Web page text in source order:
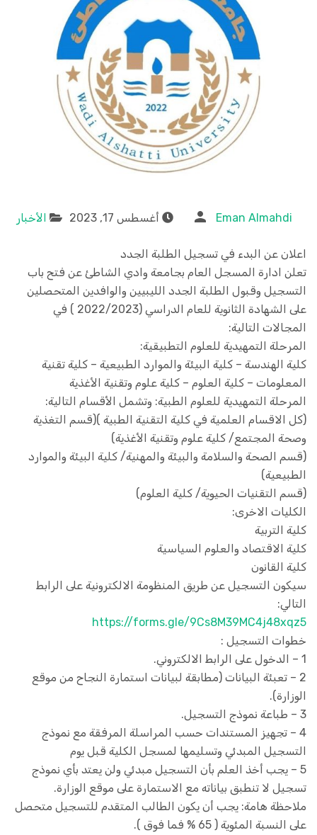
Eman Almahdi أغسطس 17, 2023 الأخبار
اعلان عن البدء في تسجيل الطلبة الجدد
تعلن ادارة المسجل العام بجامعة وادي الشاطئ عن فتح باب
التسجيل وقبول الطلبة الجدد الليبيين والوافدين المتحصلين
على الشهادة الثانوية للعام الدراسي (2022/2023 ) في
المجالات التالية:
المرحلة التمهيدية للعلوم التطبيقية:
كلية الهندسة – كلية البيئة والموارد الطبيعية – كلية تقنية
المعلومات – كلية العلوم – كلية علوم وتقنية الأغذية
المرحلة التمهيدية للعلوم الطبية: وتشمل الأقسام التالية:
(كل الاقسام العلمية في كلية التقنية الطبية )(قسم التغذية
وصحة المجتمع/ كلية علوم وتقنية الأغذية)
(قسم الصحة والسلامة والبيئة والمهنية/ كلية البيئة والموارد
الطبيعية)
(قسم التقنيات الحيوية/ كلية العلوم)
الكليات الاخرى:
كلية التربية
كلية الاقتصاد والعلوم السياسية
كلية القانون
سيكون التسجيل عن طريق المنظومة الالكترونية على الرابط
التالي:
https://forms.gle/9Cs8M39MC4j48xqz5
خطوات التسجيل :
1 – الدخول على الرابط الالكتروني.
2 – تعبئة البيانات (مطابقة لبيانات استمارة النجاح من موقع
الوزارة).
3 – طباعة نموذج التسجيل.
4 – تجهيز المستندات حسب المراسلة المرفقة مع نموذج
التسجيل المبدئي وتسليمها لمسجل الكلية قبل يوم
5 – يجب أخذ العلم بأن التسجيل مبدئي ولن يعتد بأي نموذج
تسجيل لا تنطبق بياناته مع الاستمارة على موقع الوزارة.
ملاحظة هامة: يجب أن يكون الطالب المتقدم للتسجيل متحصل
على النسبة المئوية ( 65 % فما فوق ).